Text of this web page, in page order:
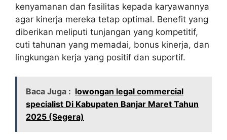
kenyamanan dan fasilitas kepada karyawannya
agar kinerja mereka tetap optimal. Benefit yang
diberikan meliputi tunjangan yang kompetitif,
cuti tahunan yang memadai, bonus kinerja, dan
lingkungan kerja yang positif dan suportif.
Baca Juga : lowongan legal commercial
specialist Di Kabupaten Banjar Maret Tahun
2025 (Segera)